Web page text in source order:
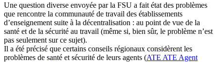
Une question diverse envoyée par la FSU a fait état des problèmes
que rencontre la communauté de travail des établissements
d’enseignement suite à la décentralisation : au point de vue de la
santé et de la sécurité au travail (même si, bien sûr, le problème n’est
pas seulement sur ce sujet).
Il a été précisé que certains conseils régionaux considèrent les
problèmes de santé et sécurité de leurs agents (ATE ATE Agent